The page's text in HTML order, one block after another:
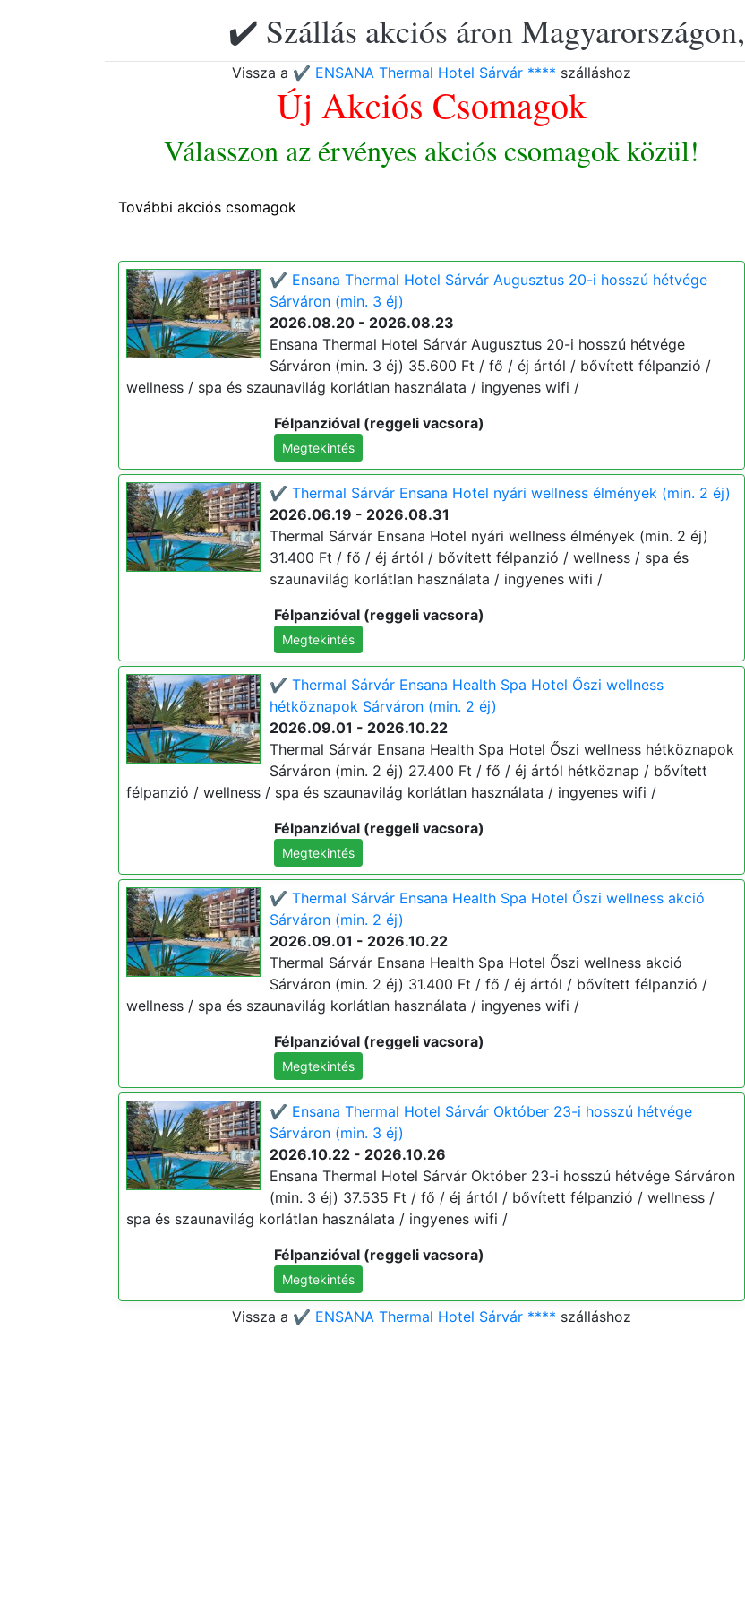
✔️ Szállás akciós áron
Vissza a ✔️ ENSANA Thermal Hotel Sárvár **** szálláshoz
Új Akciós Csomagok
Válasszon az érvényes akciós csomagok közül!
További akciós csomagok
✔️ Ensana Thermal Hotel Sárvár Augusztus 20-i hosszú hétvége
Sárváron (min. 3 éj)
2026.08.20 - 2026.08.23
Ensana Thermal Hotel Sárvár Augusztus 20-i hosszú hétvége
Sárváron (min. 3 éj) 35.600 Ft / fő / éj ártól / bővített félpanzió /
wellness / spa és szaunavilág korlátlan használata / ingyenes wifi /
Félpanzióval (reggeli vacsora)
Megtekintés
✔️ Thermal Sárvár Ensana Hotel nyári wellness élmények (min. 2 éj)
2026.06.19 - 2026.08.31
Thermal Sárvár Ensana Hotel nyári wellness élmények (min. 2 éj)
31.400 Ft / fő / éj ártól / bővített félpanzió / wellness / spa és
szaunavilág korlátlan használata / ingyenes wifi /
Félpanzióval (reggeli vacsora)
Megtekintés
✔️ Thermal Sárvár Ensana Health Spa Hotel Őszi wellness
hétköznapok Sárváron (min. 2 éj)
2026.09.01 - 2026.10.22
Thermal Sárvár Ensana Health Spa Hotel Őszi wellness hétköznapok
Sárváron (min. 2 éj) 27.400 Ft / fő / éj ártól hétköznap / bővített
félpanzió / wellness / spa és szaunavilág korlátlan használata / ingyenes wifi /
Félpanzióval (reggeli vacsora)
Megtekintés
✔️ Thermal Sárvár Ensana Health Spa Hotel Őszi wellness akció
Sárváron (min. 2 éj)
2026.09.01 - 2026.10.22
Thermal Sárvár Ensana Health Spa Hotel Őszi wellness akció
Sárváron (min. 2 éj) 31.400 Ft / fő / éj ártól / bővített félpanzió /
wellness / spa és szaunavilág korlátlan használata / ingyenes wifi /
Félpanzióval (reggeli vacsora)
Megtekintés
✔️ Ensana Thermal Hotel Sárvár Október 23-i hosszú hétvége
Sárváron (min. 3 éj)
2026.10.22 - 2026.10.26
Ensana Thermal Hotel Sárvár Október 23-i hosszú hétvége Sárváron
(min. 3 éj) 37.535 Ft / fő / éj ártól / bővített félpanzió / wellness /
spa és szaunavilág korlátlan használata / ingyenes wifi /
Félpanzióval (reggeli vacsora)
Megtekintés
Vissza a ✔️ ENSANA Thermal Hotel Sárvár **** szálláshoz